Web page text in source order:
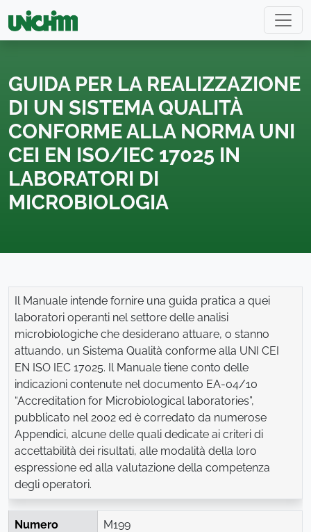
GUIDA PER LA REALIZZAZIONE
DI UN SISTEMA QUALITÀ
CONFORME ALLA NORMA UNI
CEI EN ISO/IEC 17025 IN
LABORATORI DI
MICROBIOLOGIA
Il Manuale intende fornire una guida pratica a quei
laboratori operanti nel settore delle analisi
microbiologiche che desiderano attuare, o stanno
attuando, un Sistema Qualità conforme alla UNI CEI
EN ISO IEC 17025. Il Manuale tiene conto delle
indicazioni contenute nel documento EA-04/10
“Accreditation for Microbiological laboratories”,
pubblicato nel 2002 ed è corredato da numerose
Appendici, alcune delle quali dedicate ai criteri di
accettabilità dei risultati, alle modalità della loro
espressione ed alla valutazione della competenza
degli operatori.
Numero M199